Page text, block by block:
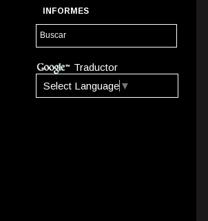
INFORMES
Traductor
Select Language ▼